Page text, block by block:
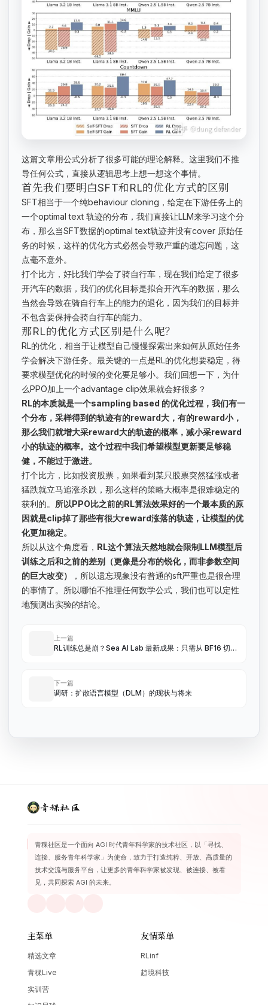
这篇文章用公式分析了很多可能的理论解释。这里我们不推
导任何公式，直接从逻辑思考上想一想这个事情。
首先我们要明白SFT和RL的优化方式的区别
SFT相当于一个纯behaviour cloning，给定在下游任务上的
一个optimal text 轨迹的分布，我们直接让LLM来学习这个分
布，那么当SFT数据的optimal text轨迹并没有cover 原始任
务的时候，这样的优化方式必然会导致严重的遗忘问题，这
点毫不意外。
打个比方，好比我们学会了骑自行车，现在我们给定了很多
开汽车的数据，我们的优化目标是拟合开汽车的数据，那么
当然会导致在骑自行车上的能力的退化，因为我们的目标并
不包含要保持会骑自行车的能力。
那RL的优化方式区别是什么呢？
RL的优化，相当于让模型自己慢慢探索出来如何从原始任务
学会解决下游任务。最关键的一点是RL的优化想要稳定，得
要求模型优化的时候的变化要足够小。我们回想一下，为什
么PPO加上一个advantage clip效果就会好很多？
RL的本质就是一个sampling based 的优化过程，我们有一
个分布，采样得到的轨迹有的reward大，有的reward小，
那么我们就增大采reward大的轨迹的概率，减小采reward
小的轨迹的概率。这个过程中我们希望模型更新要足够稳
健，不能过于激进。
打个比方，比如投资股票，如果看到某只股票突然猛涨或者
猛跌就立马追涨杀跌，那么这样的策略大概率是很难稳定的
获利的。 所以PPO比之前的RL算法效果好的一个最本质的原
因就是clip掉了那些有很大reward涨落的轨迹，让模型的优
化更加稳定。
所以从这个角度看， RL这个算法天然地就会限制LLM模型后
训练之后和之前的差别（更像是分布的锐化，而非参数空间
的巨大改变）
，所以遗忘现象没有普通的sft严重也是很合理
的事情了。所以哪怕不推理任何数学公式，我们也可以定性
地预测出实验的结论。
上一篇
RL训练总是崩？Sea AI Lab 最新成果：只需从 BF16 切换
下一篇
调研：扩散语言模型（DLM）的现状与将来
青稞社区
青稞社区是一个面向 AGI 时代青年科学家的技术社区，以「寻找、
连接、服务青年科学家」为使命，致力于打造纯粹、开放、高质量的
技术交流与服务平台，让更多的青年科学家被发现、被连接、被看
见，共同探索 AGI 的未来。
主菜单
精选文章
青稞Live
实训营
友情菜单
RLinf
趋境科技